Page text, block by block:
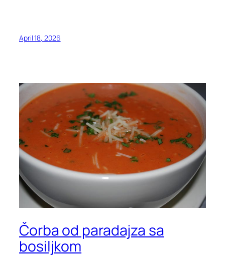
April 18, 2026
Čorba od paradajza sa
bosiljkom